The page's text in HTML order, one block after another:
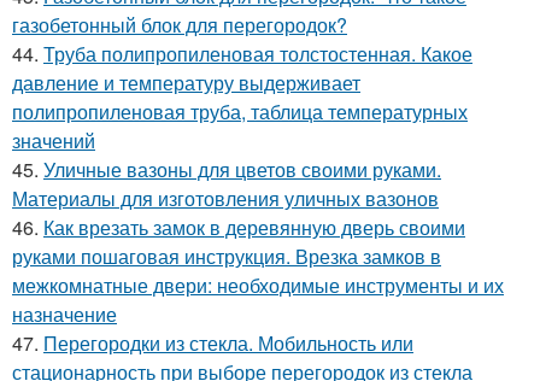
газобетонный блок для перегородок?
44. Труба полипропиленовая толстостенная. Какое
давление и температуру выдерживает
полипропиленовая труба, таблица температурных
значений
45. Уличные вазоны для цветов своими руками.
Материалы для изготовления уличных вазонов
46. Как врезать замок в деревянную дверь своими
руками пошаговая инструкция. Врезка замков в
межкомнатные двери: необходимые инструменты и их
назначение
47. Перегородки из стекла. Мобильность или
стационарность при выборе перегородок из стекла